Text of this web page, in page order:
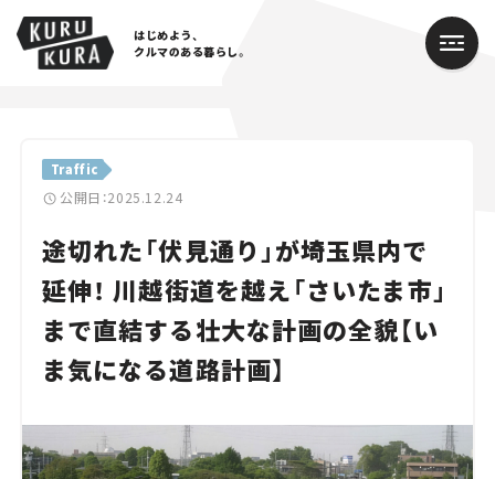
はじめよう、
クルマのある暮らし。
Traffic
公開日：2025.12.24
途切れた「伏見通り」が埼玉県内で
延伸！ 川越街道を越え「さいたま市」
まで直結する壮大な計画の全貌【い
ま気になる道路計画】
Cars
Lifestyle
Traffic
Special
Campaign